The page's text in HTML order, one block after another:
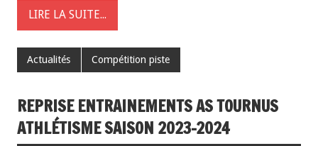
LIRE LA SUITE...
Actualités Compétition piste
REPRISE ENTRAINEMENTS AS TOURNUS
ATHLÉTISME SAISON 2023-2024